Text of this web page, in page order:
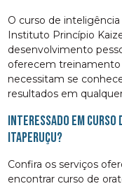
O curso de
Instituto Princípio
desenvolvimento
oferecem treinamento
necessitam se
resultados em
Interessado em
Itaperuçu?
Confira os serviços
encontrar curso de